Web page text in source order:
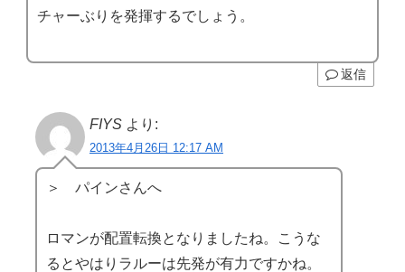
チャーぶりを発揮するでしょう。
返信
FIYS より:
2013年4月26日 12:17 AM
＞ パインさんへ
ロマンが配置転換となりましたね。こうな
るとやはりラルーは先発が有力ですかね。